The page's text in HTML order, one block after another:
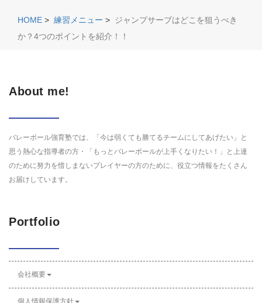
HOME > 練習メニュー > ジャンプサーブはどこを狙うべき
か？4つのポイントを紹介！！
About me!
バレーボール強育塾では、「今は弱くても勝てるチームにしてあげたい」と
思う熱心な指導者の方・「もっとバレーボールが上手くなりたい！」と上達
のために努力を惜しまないプレイヤーの方のために、役立つ情報をたくさん
お届けしています。
Portfolio
会社概要
個人情報保護方針